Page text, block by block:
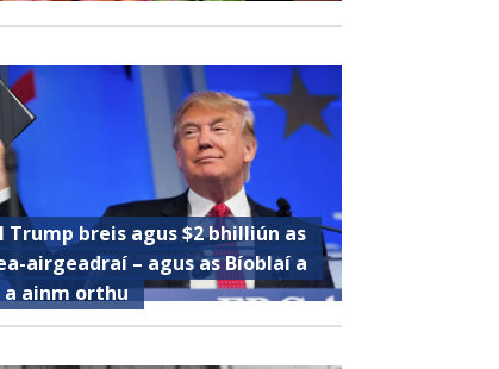
Trump breis agus $2 bhilliún as
airgeadraí – agus as Bíoblaí a
a ainm orthu